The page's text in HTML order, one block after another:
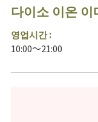
다이소 이온 이
영업시간 :
10:00～21:00